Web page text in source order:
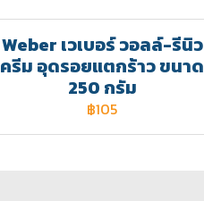
Weber เวเบอร์ วอลล์-รีนิว
ครีม อุดรอยแตกร้าว ขนาด
250 กรัม
฿105